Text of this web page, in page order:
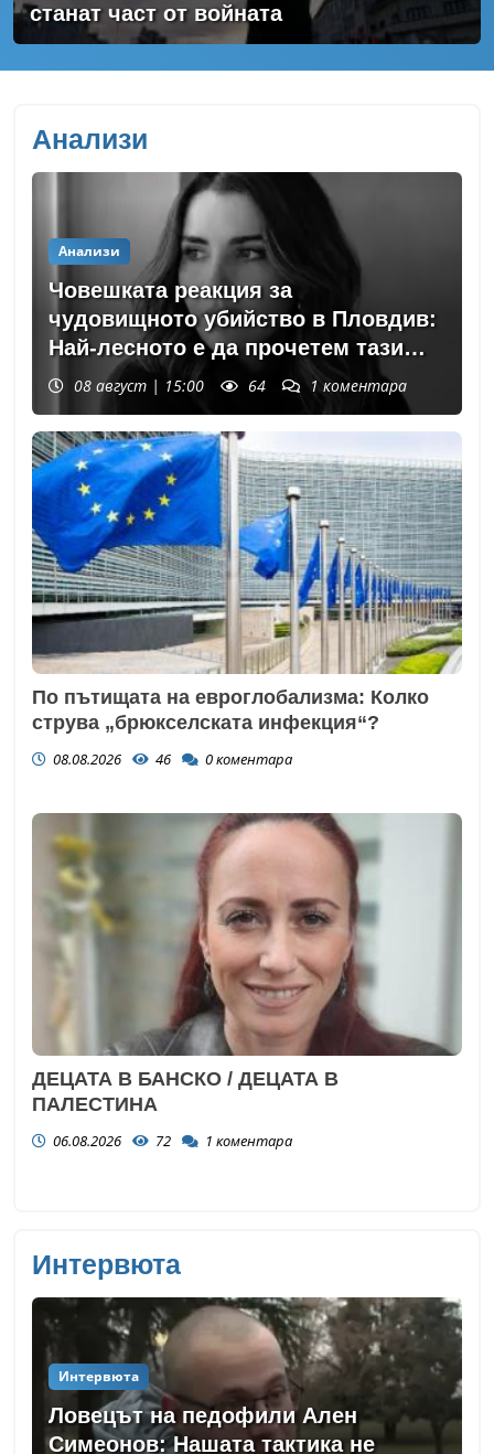
станат част от войната
Анализи
Анализи
Човешката реакция за
чудовищното убийство в Пловдив:
Най-лесното е да прочетем тази
история и да си кажем "Това са
08 август | 15:00 64 1 коментара
По пътищата на евроглобализма: Колко
струва „брюкселската инфекция“?
08.08.2026 46 0коментара
ДЕЦАТА В БАНСКО / ДЕЦАТА В
ПАЛЕСТИНА
06.08.2026 72 1 коментара
Интервюта
Интервюта
Ловецът на педофили Ален
Симеонов: Нашата тактика не